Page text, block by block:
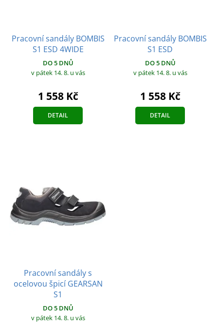
Pracovní sandály BOMBIS
S1 ESD 4WIDE
DO 5 DNŮ
v pátek 14. 8. u vás
1 558 Kč
DETAIL
Pracovní sandály BOMBIS
S1 ESD
DO 5 DNŮ
v pátek 14. 8. u vás
1 558 Kč
DETAIL
Pracovní sandály s
ocelovou špicí GEARSAN
S1
DO 5 DNŮ
v pátek 14. 8. u vás